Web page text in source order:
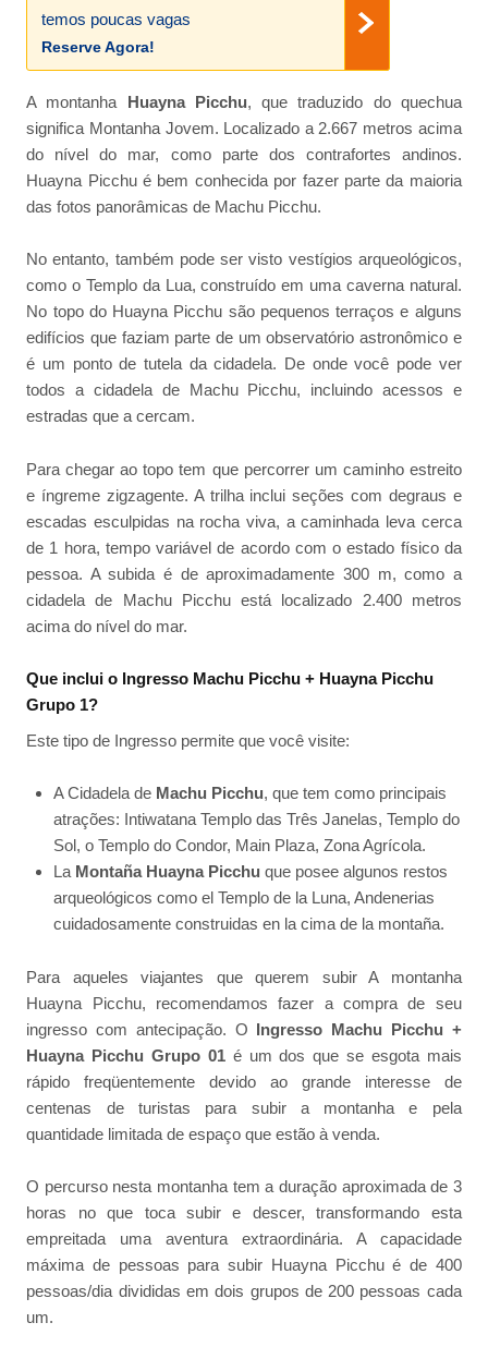
temos poucas vagas
Reserve Agora!
A montanha Huayna Picchu, que traduzido do quechua
significa Montanha Jovem. Localizado a 2.667 metros acima
do nível do mar, como parte dos contrafortes andinos.
Huayna Picchu é bem conhecida por fazer parte da maioria
das fotos panorâmicas de Machu Picchu.
No entanto, também pode ser visto vestígios arqueológicos,
como o Templo da Lua, construído em uma caverna natural.
No topo do Huayna Picchu são pequenos terraços e alguns
edifícios que faziam parte de um observatório astronômico e
é um ponto de tutela da cidadela. De onde você pode ver
todos a cidadela de Machu Picchu, incluindo acessos e
estradas que a cercam.
Para chegar ao topo tem que percorrer um caminho estreito
e íngreme zigzagente. A trilha inclui seções com degraus e
escadas esculpidas na rocha viva, a caminhada leva cerca
de 1 hora, tempo variável de acordo com o estado físico da
pessoa. A subida é de aproximadamente 300 m, como a
cidadela de Machu Picchu está localizado 2.400 metros
acima do nível do mar.
Que inclui o Ingresso Machu Picchu + Huayna Picchu
Grupo 1?
Este tipo de Ingresso permite que você visite:
A Cidadela de Machu Picchu, que tem como principais
atrações: Intiwatana Templo das Três Janelas, Templo do
Sol, o Templo do Condor, Main Plaza, Zona Agrícola.
La Montaña Huayna Picchuque posee algunos restos
arqueológicos como el Templo de la Luna, Andenerias
cuidadosamente construidas en la cima de la montaña.
Para aqueles viajantes que querem subir A montanha
Huayna Picchu, recomendamos fazer a compra de seu
ingresso com antecipação. O Ingresso Machu Picchu +
Huayna Picchu Grupo 01 é um dos que se esgota mais
rápido freqüentemente devido ao grande interesse de
centenas de turistas para subir a montanha e pela
quantidade limitada de espaço que estão à venda.
O percurso nesta montanha tem a duração aproximada de 3
horas no que toca subir e descer, transformando esta
empreitada uma aventura extraordinária. A capacidade
máxima de pessoas para subir Huayna Picchu é de 400
pessoas/dia divididas em dois grupos de 200 pessoas cada
um.